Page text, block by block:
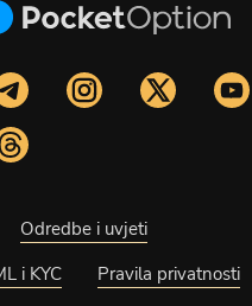
Odredbe i uvjeti
i KYC
Pravila privatnosti